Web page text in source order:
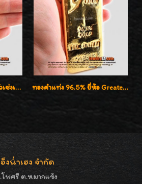
ทองคำแท่ง 96.5% ยี่ห้อ ฮั่วเซ่งเฮง น้ำหนัก 50 บาท (762.0g) ทองคำแท่ง 96.5% ยี่ห้อ Greatest Gold (จิ้นไถ่เฮง) น้ำหนัก 100 บาท
น่ำเฮง จำกัด
พศรี ต.หมากแข้ง